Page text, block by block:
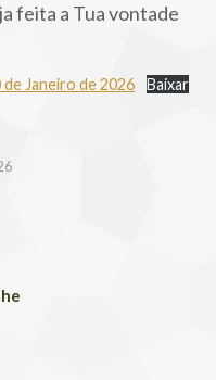
feita a Tua vontade
de Janeiro de 2026 Baixar